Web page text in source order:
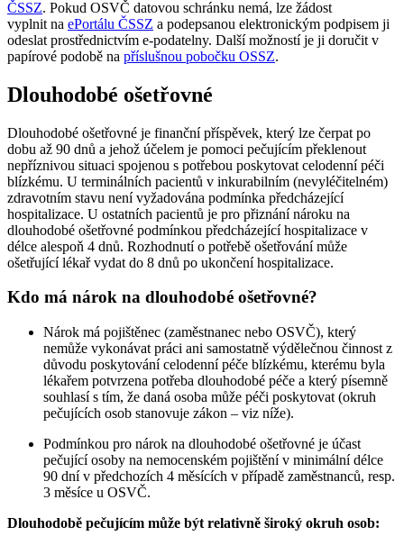
ČSSZ. Pokud OSVČ datovou schránku nemá, lze žádost
vyplnit na ePortálu ČSSZ a podepsanou elektronickým podpisem ji
odeslat prostřednictvím e-podatelny. Další možností je ji doručit v
papírové podobě na příslušnou pobočku OSSZ.
Dlouhodobé ošetřovné
Dlouhodobé ošetřovné je finanční příspěvek, který lze čerpat po
dobu až 90 dnů a jehož účelem je pomoci pečujícím překlenout
nepříznivou situaci spojenou s potřebou poskytovat celodenní péči
blízkému. U terminálních pacientů v inkurabilním (nevyléčitelném)
zdravotním stavu není vyžadována podmínka předcházející
hospitalizace. U ostatních pacientů je pro přiznání nároku na
dlouhodobé ošetřovné podmínkou předcházející hospitalizace v
délce alespoň 4 dnů. Rozhodnutí o potřebě ošetřování může
ošetřující lékař vydat do 8 dnů po ukončení hospitalizace.
Kdo má nárok na dlouhodobé ošetřovné?
Nárok má pojištěnec (zaměstnanec nebo OSVČ), který
nemůže vykonávat práci ani samostatně výdělečnou činnost z
důvodu poskytování celodenní péče blízkému, kterému byla
lékařem potvrzena potřeba dlouhodobé péče a který písemně
souhlasí s tím, že daná osoba může péči poskytovat (okruh
pečujících osob stanovuje zákon – viz níže).
Podmínkou pro nárok na dlouhodobé ošetřovné je účast
pečující osoby na nemocenském pojištění v minimální délce
90 dní v předchozích 4 měsících v případě zaměstnanců, resp.
3 měsíce u OSVČ.
Dlouhodobě pečujícím může být relativně široký okruh osob: